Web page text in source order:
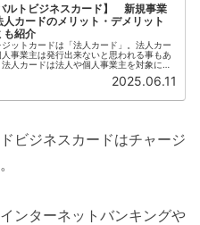
ルトビジネスカード】 新規事業
人カードのメリット・デメリット
も紹介
ットカードは「法人カード」。法人カー
人事業主は発行出来ないと思われる事もあ
人カードは法人や個人事業主を対象にし
んな法人カードには個人カードとは違うメ
トがある。個人カ...
2025.06.11
ビジネスカードはチャージ
ンターネットバンキングや